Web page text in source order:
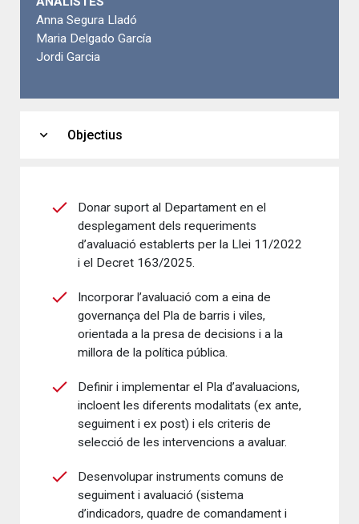
Anna Segura Lladó
Maria Delgado García
Jordi Garcia
expand_more Objectius
Donar suport al Departament en el
desplegament dels requeriments
d’avaluació establerts per la Llei 11/2022
i el Decret 163/2025.
Incorporar l’avaluació com a eina de
governança del Pla de barris i viles,
orientada a la presa de decisions i a la
millora de la política pública.
Definir i implementar el Pla d’avaluacions,
incloent les diferents modalitats (ex ante,
seguiment i ex post) i els criteris de
selecció de les intervencions a avaluar.
Desenvolupar instruments comuns de
seguiment i avaluació (sistema
d’indicadors, quadre de comandament i